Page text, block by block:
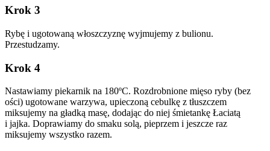
Krok 3
Rybę i ugotowaną włoszczyznę wyjmujemy z bulionu.
Przestudzamy.
Krok 4
Nastawiamy piekarnik na 180ºC. Rozdrobnione mięso ryby (bez
ości) ugotowane warzywa, upieczoną cebulkę z tłuszczem
miksujemy na gładką masę, dodając do niej śmietankę Łaciatą
i jajka. Doprawiamy do smaku solą, pieprzem i jeszcze raz
miksujemy wszystko razem.